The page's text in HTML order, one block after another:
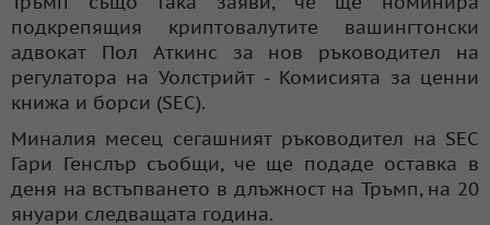
подкрепящия криптовалутите вашингтонски
адвокат Пол Аткинс за нов ръководител на
регулатора на Уолстрийт - Комисията за ценни
книжа и борси (SEC).
Миналия месец сегашният ръководител на SEC
Гари Генслър съобщи, че ще подаде оставка в
деня на встъпването в длъжност на Тръмп, на 20
януари следващата година.